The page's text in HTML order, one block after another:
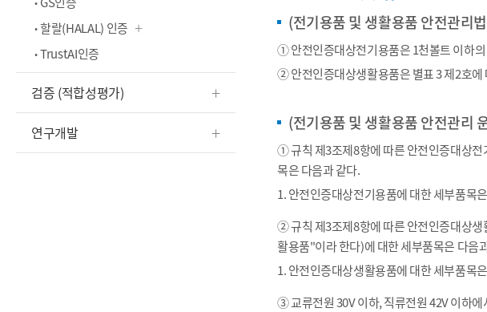
할랄(HALAL) 인증
TrustAI인증
검증 (적합성평가)
연구개발
(전기용품 및 생활용품 안전관리
① 안전인증대상전기용품은 1천볼트 이하
② 안전인증대상생활용품은 별표 3 제2호에
(전기용품 및 생활용품 안전관리
① 규칙 제3조제8항에 따른 안전인증대상
목은 다음과 같다.
1. 안전인증대상전기용품에 대한 세부품목
② 규칙 제3조제8항에 따른 안전인증대상
활용품"이라 한다)에 대한 세부품목은 다음
1. 안전인증대상생활용품에 대한 세부품목
③ 교류전원 30V 이하, 직류전원 42V 이하